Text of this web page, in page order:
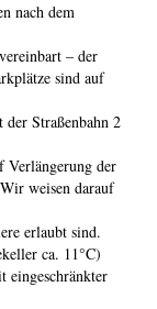
nach dem
– der
sind auf
Straßenbahn 2
Verlängerung der
weisen darauf
erlaubt sind.
ca. 11°C)
eingeschränkter